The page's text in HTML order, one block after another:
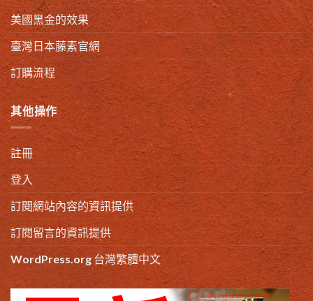
美國黑金的效果
臺灣日本藤素官網
訂購流程
其他操作
註冊
登入
訂閱網站內容的資訊提供
訂閱留言的資訊提供
WordPress.org 台灣繁體中文